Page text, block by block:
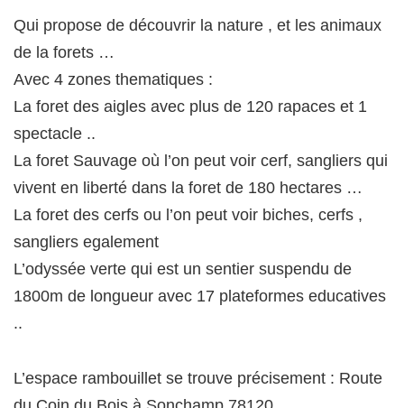
Qui propose de découvrir la nature , et les animaux
de la forets …
Avec 4 zones thematiques :
La foret des aigles avec plus de 120 rapaces et 1
spectacle ..
La foret Sauvage où l’on peut voir cerf, sangliers qui
vivent en liberté dans la foret de 180 hectares …
La foret des cerfs ou l’on peut voir biches, cerfs ,
sangliers egalement
L’odyssée verte qui est un sentier suspendu de
1800m de longueur avec 17 plateformes educatives
..
L’espace rambouillet se trouve précisement : Route